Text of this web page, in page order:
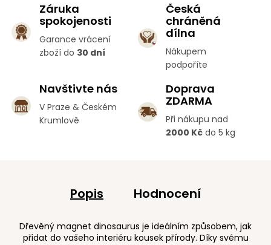
Záruka
spokojenosti
Garance vrácení
zboží do 30 dní
Česká
chráněná
dílna
Nákupem
podpoříte
Navštivte nás
V Praze & Českém
Krumlově
Doprava
ZDARMA
Při nákupu nad
2000 Kč do 5 kg
Popis Hodnocení
Dřevěný magnet dinosaurus je ideálním způsobem, jak
přidat do vašeho interiéru kousek přírody. Díky svému